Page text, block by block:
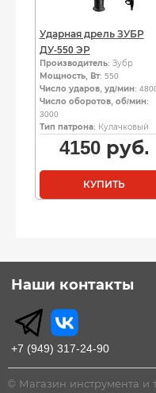
Ударная дрель ЗУБР
ДУ-550 ЭР
Производитель: Зубр
Мощность, Вт: 550
Число ударов, уд/мин:
Число оборотов, об/мин:
3000
Тип патрона: Кулачковый
4150руб.
КУПИТЬ
Наши контакты
+7 (949) 317-24-90
© Магазин инструмента и